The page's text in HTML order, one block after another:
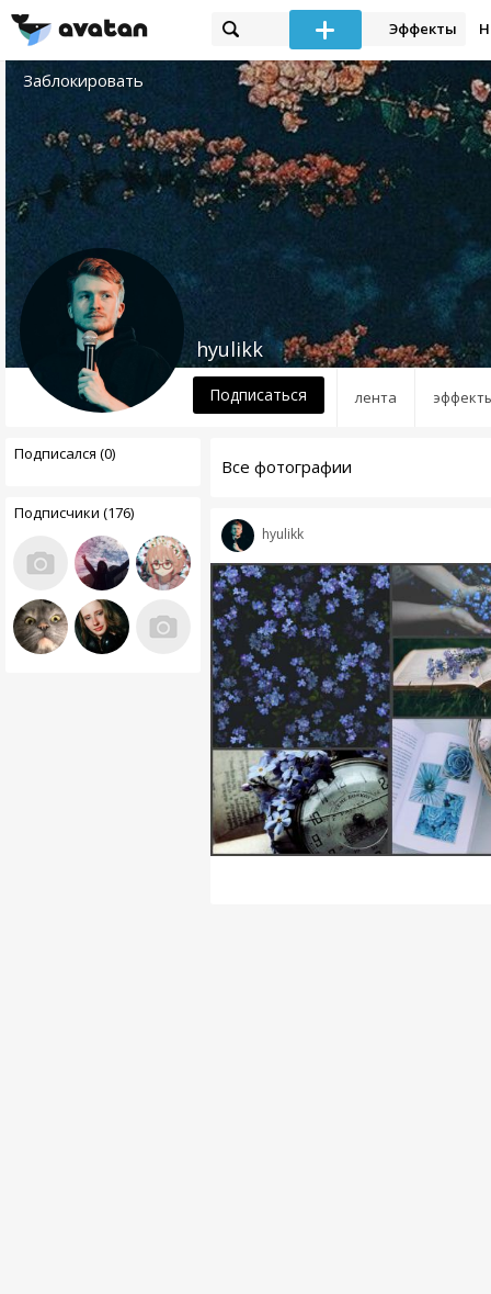
Эффекты
Заблокировать
лента
hyulikk
Подписаться
Подписался (0)
Подписчики (176)
Все фотографии
hyulikk